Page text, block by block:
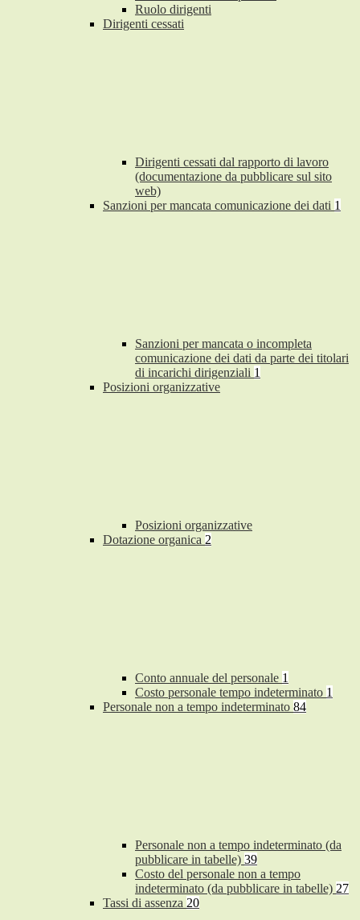
Ruolo dirigenti
Dirigenti cessati
Dirigenti cessati dal rapporto di lavoro
(documentazione da pubblicare sul sito
web)
Sanzioni per mancata comunicazione dei dati 1
Sanzioni per mancata o incompleta
comunicazione dei dati da parte dei titolari
di incarichi dirigenziali 1
Posizioni organizzative
Posizioni organizzative
Dotazione organica 2
Conto annuale del personale 1
Costo personale tempo indeterminato 1
Personale non a tempo indeterminato 84
Personale non a tempo indeterminato (da
pubblicare in tabelle) 39
Costo del personale non a tempo
indeterminato (da pubblicare in tabelle) 27
Tassi di assenza 20